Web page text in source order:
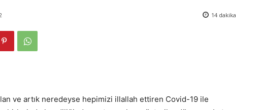
14 dakika
ve artık neredeyse hepimizi illallah ettiren Covid-19 ile